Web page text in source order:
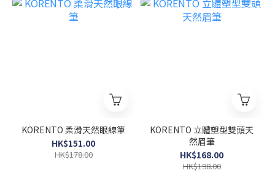
KORENTO 柔滑天然眼線筆
HK$151.00
HK$178.00
KORENTO 立體塑型雙頭天
然眉筆
HK$168.00
HK$198.00